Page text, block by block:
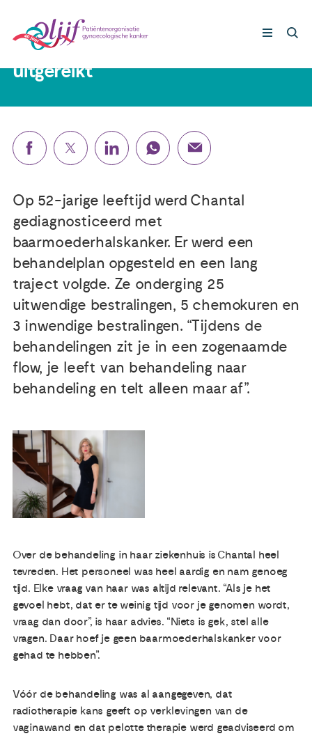
Nieuws
Agenda
Publicaties
Ervaringsdeskundigheid
Over ons
Contact
Lotgenoten
Steun ons
Chantal (54): 'Ik kreeg een setje
plastic staafjes en een boekje
uitgereikt'
Op 52-jarige leeftijd werd Chantal
gediagnosticeerd met
baarmoederhalskanker. Er werd een
behandelplan opgesteld en een lang
traject volgde. Ze onderging 25
uitwendige bestralingen, 5 chemokuren en
3 inwendige bestralingen. “Tijdens de
behandelingen zit je in een zogenaamde
flow, je leeft van behandeling naar
behandeling en telt alleen maar af”.
Over de behandeling in haar ziekenhuis is Chantal heel
tevreden. Het personeel was heel aardig en nam genoeg
tijd. Elke vraag van haar was altijd relevant. “Als je het
gevoel hebt, dat er te weinig tijd voor je genomen wordt,
vraag dan door”, is haar advies. “Niets is gek, stel alle
vragen. Daar hoef je geen baarmoederhalskanker voor
gehad te hebben”.
Vóór de behandeling was al aangegeven, dat
radiotherapie kans geeft op verklevingen van de
vaginawand en dat pelotte therapie werd geadviseerd om